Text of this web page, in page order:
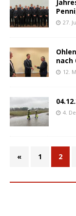
27.
nach
12.
4.
« 1 2